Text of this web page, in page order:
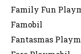
Family Fun
Famobil
Fantasmas